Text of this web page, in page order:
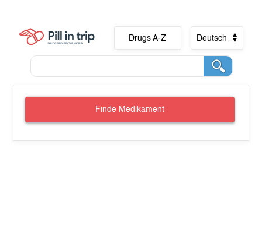
Drugs A-Z Deutsch
Finde Medikament